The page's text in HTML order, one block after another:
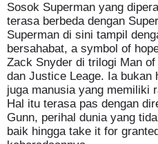
Sosok Superman yang
terasa berbeda dengan
Superman di sini tampil
bersahabat, a symbol of
Zack Snyder di trilogi Man
dan Justice Leage. Ia bukan
juga manusia yang memiliki
Hal itu terasa pas dengan
Gunn, perihal dunia yang
baik hingga take it for